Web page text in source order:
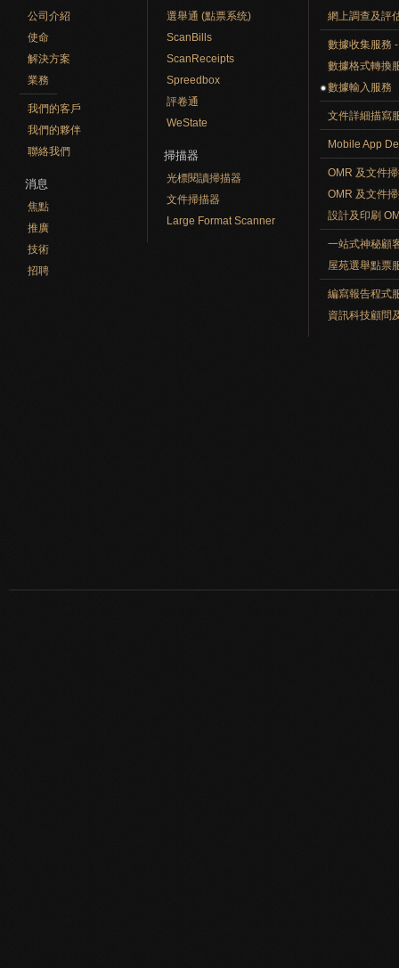
公司介紹
使命
解決方案
業務
我們的客戶
我們的夥伴
聯絡我們
消息
焦點
推廣
技術
招聘
選舉通 (點票系统)
ScanBills
ScanReceipts
Spreedbox
評卷通
WeState
掃描器
光標閱讀掃描器
文件掃描器
Large Format Scanner
網上調查及評
數據收集服務
數據格式轉換
數據輸入服務
文件詳細描寫
Mobile App
OMR 及文件
OMR 及文件
設計及印刷
一站式神秘顧
屋苑選舉點票
編寫報告程式
資訊科技顧問